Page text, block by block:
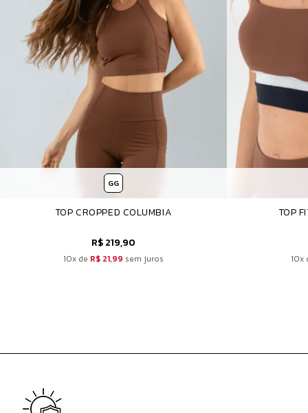
GG
TOP CROPPED COLUMBIA
R$ 219,90
10x de R$ 21,99 sem juros
TOP
10x